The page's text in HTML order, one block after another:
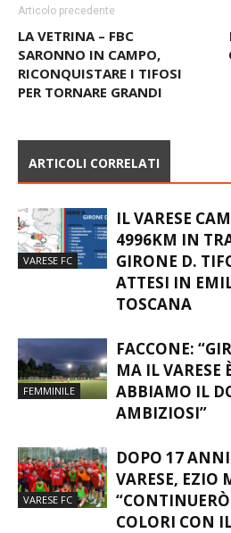
Articolo precedente
LA VETRINA – FBC
SARONNO IN CAMPO,
RICONQUISTARE I TIFOSI
PER TORNARE GRANDI
ARTICOLI CORRELATI
VARESE FC
IL VARESE
4996KM IN
GIRONE D.
ATTESI IN
TOSCANA
FEMMINILE
FACCONE:
MA IL VARESE
ABBIAMO IL
AMBIZIOSI”
VARESE FC
DOPO 17
VARESE, EZIO
COLORI CON